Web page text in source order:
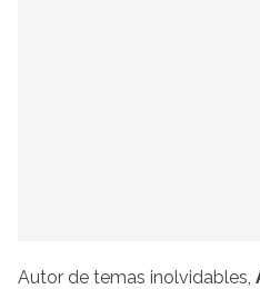
Autor de temas inolvidables,